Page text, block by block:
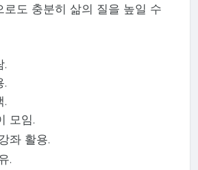
로도 충분히 삶의 질을 높일 수
.
.
.
모임.
좌 활용.
.